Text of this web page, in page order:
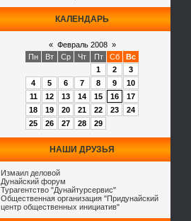
КАЛЕНДАРЬ
« Февраль 2008 »
Пн
Вт Ср Чт Пт Сб
Вс
1
2
3
4
5 6 7 8 9
10
11
12 13 14 15 16
17
18
19 20 21 22 23
24
25
26 27 28 29
НАШИ ДРУЗЬЯ
Измаил деловой
Дунайский форум
Турагентство "Дунайтурсервис"
Общественная организация "Придунайский
центр общественных инициатив"